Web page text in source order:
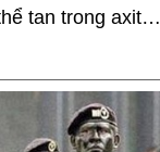
tan trong axit…